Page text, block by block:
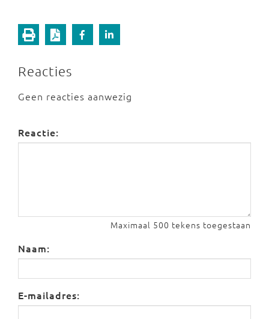
Reacties
Geen reacties aanwezig
Reactie:
Maximaal 500 tekens toegestaan
Naam:
E-mailadres: